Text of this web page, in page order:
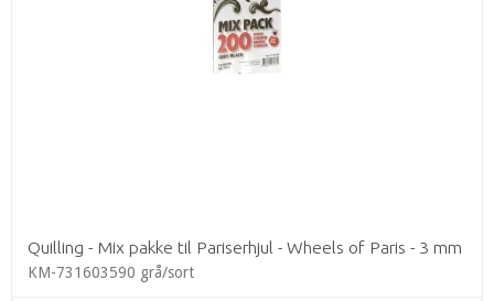
Quilling - Mix pakke til Pariserhjul - Wheels of Paris - 3 mm
KM-731603590 grå/sort